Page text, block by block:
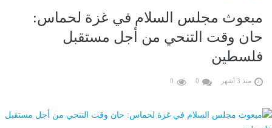
مبعوث مجلس السلام في غزة لحماس:
حان وقت التنحي من أجل مستقبل
فلسطين
منذ 3 أشهر 0
0